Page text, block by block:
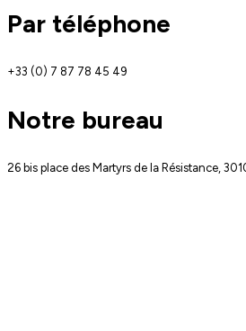
Par téléphone
+33 (0) 7 87 78 45 49
Notre bureau
26 bis place des Martyrs de la Résistance,